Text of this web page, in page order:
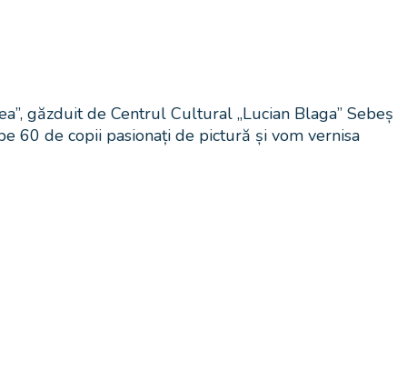
găzduit de Centrul Cultural „Lucian Blaga” Sebeș
60 de copii pasionați de pictură și vom vernisa